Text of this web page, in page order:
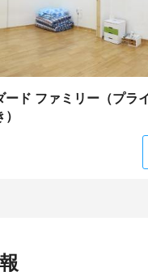
ード ファミリー（プラ